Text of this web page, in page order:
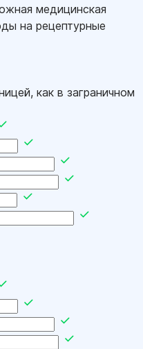
медицинская
на рецептурные
как в заграничном